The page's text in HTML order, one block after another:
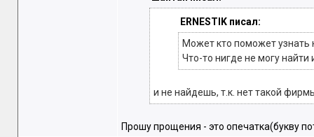
ERNESTIK писал:
Может кто поможет узнать
Что-то нигде не могу найти
и не найдешь, т.к. нет такой
Прошу прощения - это опечатка(букву